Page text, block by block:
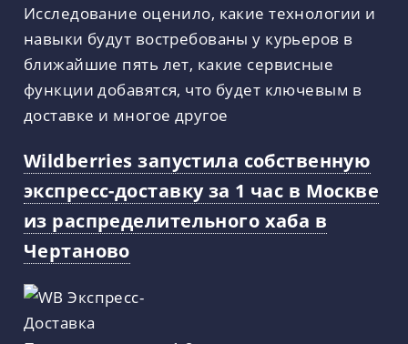
Исследование оценило, какие технологии и
навыки будут востребованы у курьеров в
ближайшие пять лет, какие сервисные
функции добавятся, что будет ключевым в
доставке и многое другое
Wildberries запустила собственную
экспресс-доставку за 1 час в Москве
из распределительного хаба в
Чертаново